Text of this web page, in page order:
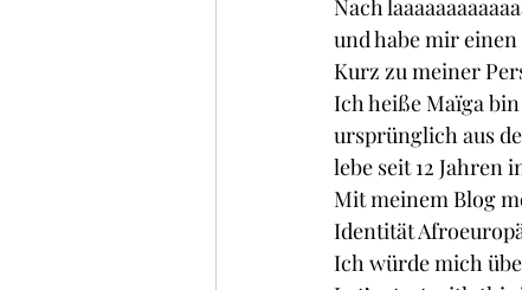
Nach
und habe mir
Kurz zu meiner
Ich heiße Maïga
ursprünglich aus
lebe seit 12 Jahren
Mit meinem Blog
Identität
Ich würde mich